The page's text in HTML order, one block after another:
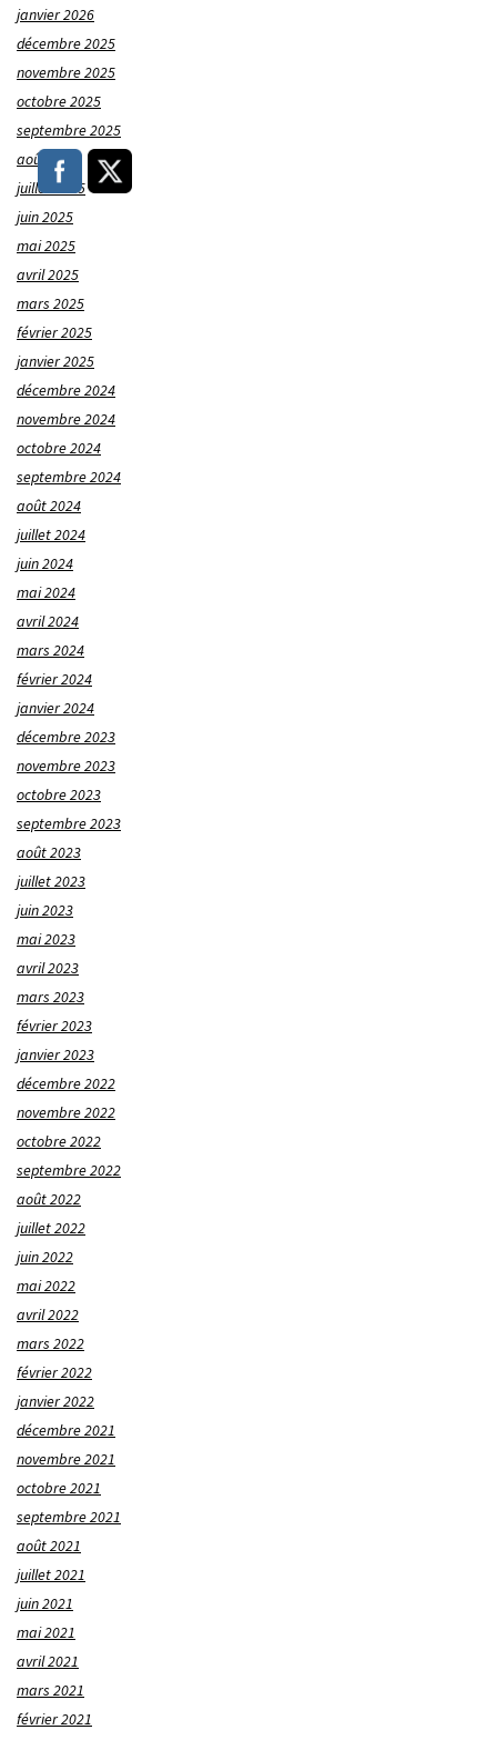
janvier 2026
décembre 2025
novembre 2025
octobre 2025
septembre 2025
août 2025
juillet 2025
juin 2025
mai 2025
avril 2025
mars 2025
février 2025
janvier 2025
décembre 2024
novembre 2024
octobre 2024
septembre 2024
août 2024
juillet 2024
juin 2024
mai 2024
avril 2024
mars 2024
février 2024
janvier 2024
décembre 2023
novembre 2023
octobre 2023
septembre 2023
août 2023
juillet 2023
juin 2023
mai 2023
avril 2023
mars 2023
février 2023
janvier 2023
décembre 2022
novembre 2022
octobre 2022
septembre 2022
août 2022
juillet 2022
juin 2022
mai 2022
avril 2022
mars 2022
février 2022
janvier 2022
décembre 2021
novembre 2021
octobre 2021
septembre 2021
août 2021
juillet 2021
juin 2021
mai 2021
avril 2021
mars 2021
février 2021